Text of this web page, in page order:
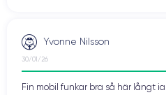
Yvonne Nilsson
30/01/26
Fin mobil funkar bra så här långt